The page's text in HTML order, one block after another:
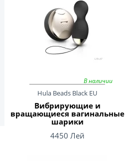
В наличии
Hula Beads Black EU
Вибрирующие и
вращающиеся вагинальные
шарики
4450 Лей